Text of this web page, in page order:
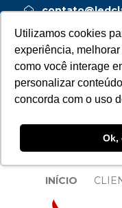
Utilizamos cookies
experiência,
como você interage
personalizar
concorda com o uso
Ok,
INÍCIO